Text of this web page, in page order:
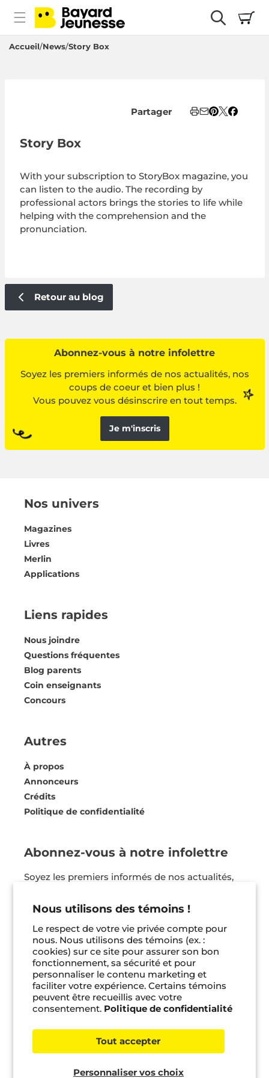
Nous utilisons des témoins !
Le respect de votre vie privée compte pour
nous. Nous utilisons des témoins (ex. :
cookies) sur ce site pour assurer son bon
fonctionnement, sa sécurité et pour
personnaliser le contenu marketing et
faciliter votre expérience. Certains témoins
peuvent être recueillis avec votre
consentement. Politique de confidentialité
Personnaliser vos choix
Tout accepter
passer
au
contenu
Panier
Accueil News Story Box
Partager
Story Box
With your subscription to StoryBox magazine, you
can listen to the audio. The recording by
professional actors brings the stories to life while
helping with the comprehension and the
pronunciation.
Retour au blog
Abonnez-vous à notre infolettre
Soyez les premiers informés de nos actualités, nos
coups de coeur et bien plus !
Vous pouvez vous désinscrire en tout temps.
Je m'inscris
Nos univers
Magazines
Livres
Merlin
Applications
Liens rapides
Nous joindre
Questions fréquentes
Blog parents
Coin enseignants
Concours
Autres
À propos
Annonceurs
Crédits
Politique de confidentialité
Abonnez-vous à notre infolettre
Soyez les premiers informés de nos actualités,
vous désinscrire en tout temps.
Je m'inscris
FacebookInstagramPinterest
© 2026 Bayard jeunesse •Gérer les témoins